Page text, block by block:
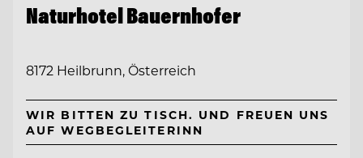
Naturhotel Bauernhofer
8172 Heilbrunn, Österreich
WIR BITTEN ZU TISCH. UND FREUEN UNS
AUF WEGBEGLEITERINN